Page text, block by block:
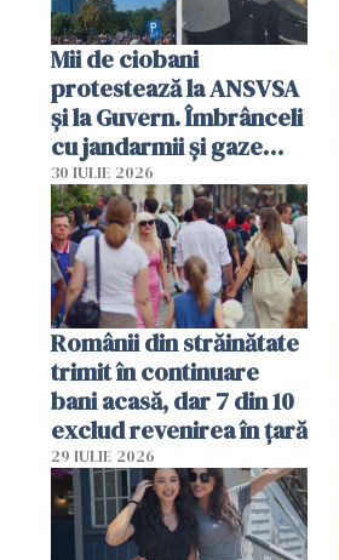
Mii de ciobani
protestează la ANSVSA
și la Guvern. Îmbrânceli
cu jandarmii și gaze
lacrimogene
30 IULIE 2026
Românii din străinătate
trimit în continuare
bani acasă, dar 7 din 10
exclud revenirea în țară
29 IULIE 2026